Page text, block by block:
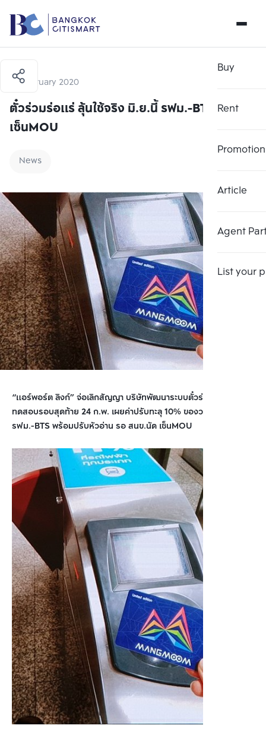
Buy
Rent
Promotion
Article
Agent
List your
21 February 2020
ตั๋วร่วมร่อแร่ ลุ้นใช้จริง มิ.ย.นี้ รฟม.-BTS รอ
เซ็นMOU
News
“แอร์พอร์ต ลิงก์” จ่อเลิกสัญญา บริษัทพัฒนาระบบตั๋วร่วม ให้โอกาส
ทดสอบรอบสุดท้าย 24 ก.พ. เผยค่าปรับทะลุ 10% ของวงเงินจ้างแล้ว
รฟม.-BTS พร้อมปรับหัวอ่าน รอ สนข.นัด เซ็นMOU